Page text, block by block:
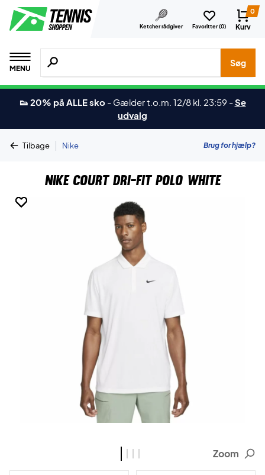
Ketcher rådgiver Favoritter (0)
0
Kurv
MENU
Søg efter produkter, mærker etc.
Søg
👟 20% på ALLE sko - Gælder t.o.m. 12/8 kl. 23:59 -Se
udvalg
Tilbage | Nike Brug for hjælp?
Nike Court Dri-FIT Polo White
Zoom